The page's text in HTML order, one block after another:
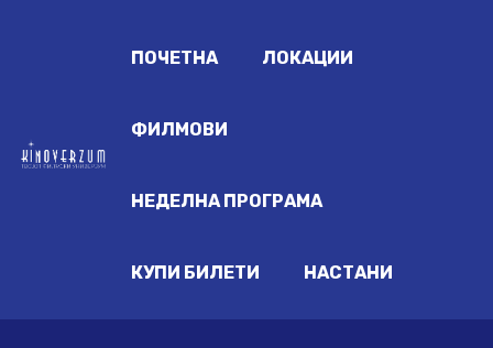
ПОЧЕТНА ЛОКАЦИИ
ФИЛМОВИ
НЕДЕЛНА ПРОГРАМА
КУПИ БИЛЕТИ НАСТАНИ